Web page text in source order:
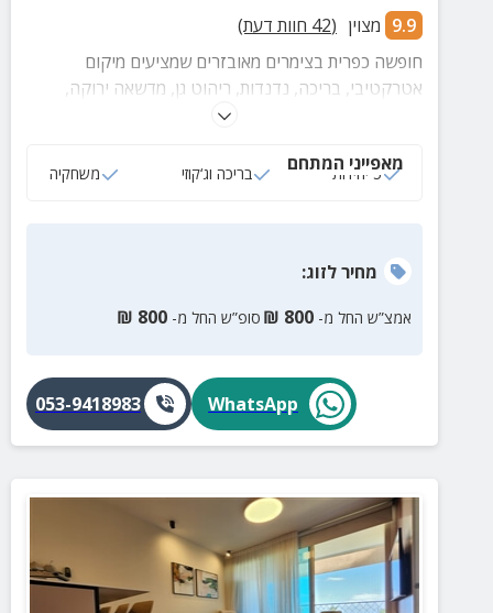
9.9 מצוין (
42 חוות דעת)
חופשה כפרית בצימרים מאובזרים שמציעים מיקום
אטרקטיבי, בריכה, נדנדות, ריהוט גן, מדשאה ירוקה,
שולחנות אוכל וארוחות בהתאמה אישית.
מאפייני המתחם
5 יחידות בריכה וג‘קוזי משחקיה
מחירלזוג:
אמצ”ש החל מ- 800
₪ סופ”ש החל מ- 800
₪
WhatsApp
053-9418983